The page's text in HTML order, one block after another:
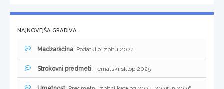
NAJNOVEJŠA GRADIVA
Madžarščina: Podatki o izpitu 2024
Strokovni predmeti: Tematski sklop 2025